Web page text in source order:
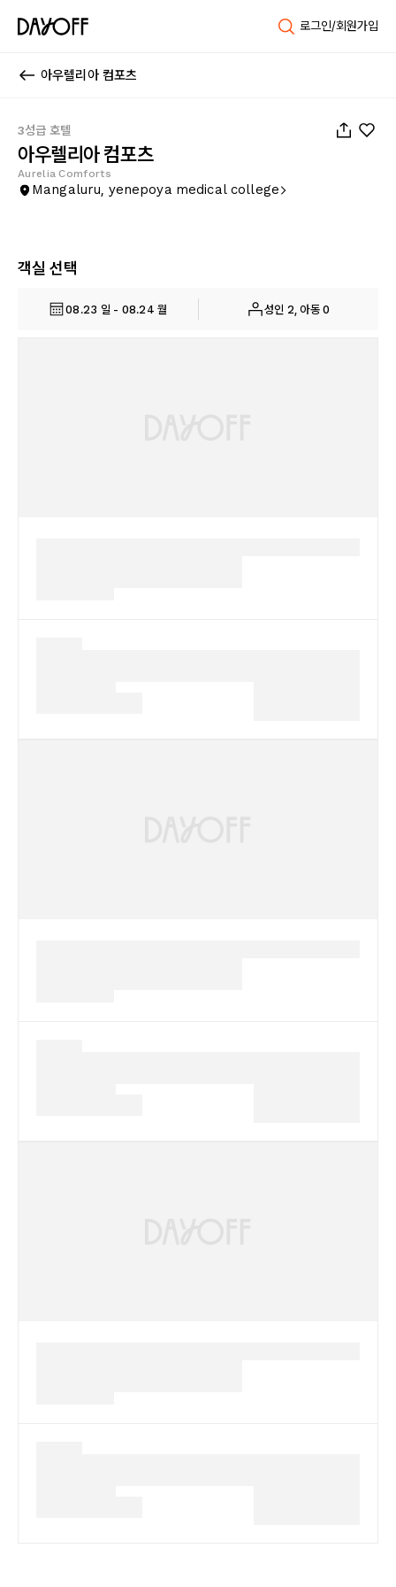
로그인/회원가입
아우렐리아 컴포츠
3성급 호텔
아우렐리아 컴포츠
Aurelia Comforts
Mangaluru, yenepoya medical college
객실 선택
08.23 일 - 08.24 월 성인 2, 아동 0